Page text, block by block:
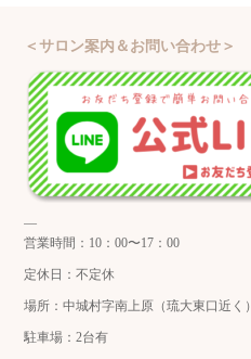
＜サロン案内＆お問い合わせ＞
—
営業時間：10：00〜17：00
定休日：不定休
場所：中城村字南上原（琉大東口近く）
駐車場：2台有